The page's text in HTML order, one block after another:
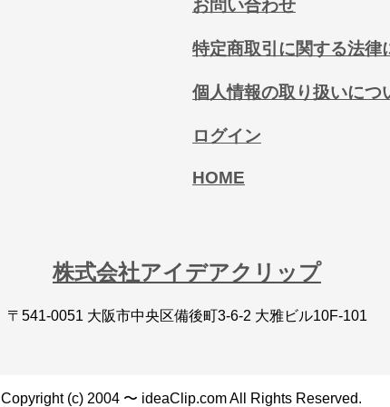
お問い合わせ
特定商取引に関する法律
個人情報の取り扱いにつ
ログイン
HOME
株式会社アイデアクリップ
〒541-0051 大阪市中央区備後町3-6-2 大雅ビル10F-101
Copyright (c) 2004 〜 ideaClip.com All Rights Reserved.